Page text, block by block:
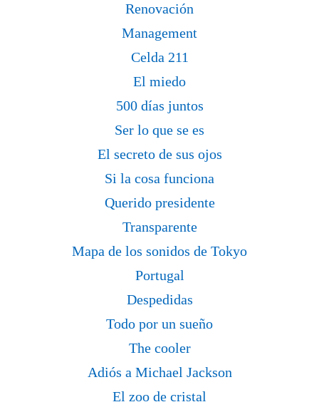
Renovación
Management
Celda 211
El miedo
500 días juntos
Ser lo que se es
El secreto de sus ojos
Si la cosa funciona
Querido presidente
Transparente
Mapa de los sonidos de Tokyo
Portugal
Despedidas
Todo por un sueño
The cooler
Adiós a Michael Jackson
El zoo de cristal